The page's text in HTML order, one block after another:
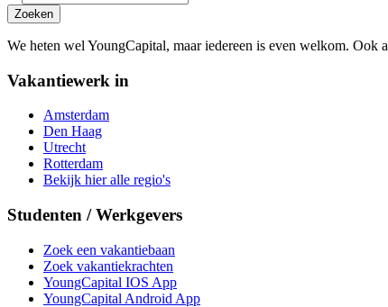
Zoeken
We heten wel YoungCapital, maar iedereen is even welkom.
Vakantiewerk in
Amsterdam
Den Haag
Utrecht
Rotterdam
Bekijk hier alle regio's
Studenten / Werkgevers
Zoek een vakantiebaan
Zoek vakantiekrachten
YoungCapital IOS App
YoungCapital Android App